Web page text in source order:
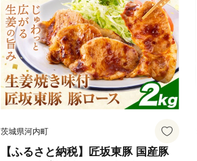
地域あり】
茨城県河内町
【ふるさと納税】匠坂東豚 国産豚